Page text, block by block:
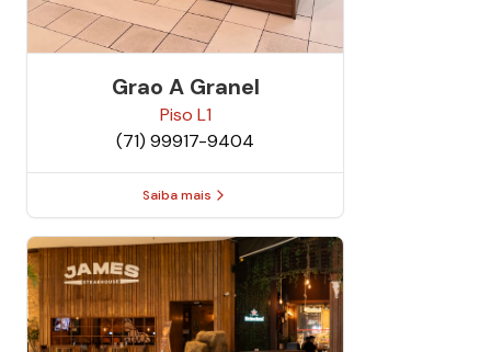
Grao A Granel
Piso L1
(71) 99917-9404
Saiba mais